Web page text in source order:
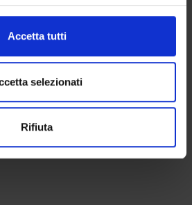
Accetta tutti
selezionati
Rifiuta
dalla preistoria ai Romani